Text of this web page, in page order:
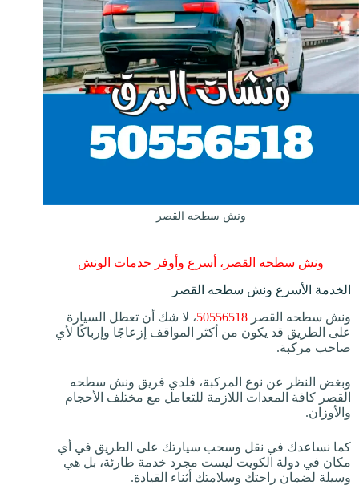
ونش سطحه القصر
ونش سطحه القصر، أسرع وأوفر خدمات الونش
الخدمة الأسرع ونش سطحه القصر
ونش سطحه القصر 50556518، لا شك أن تعطل السيارة
على الطريق قد يكون من أكثر المواقف إزعاجًا وإرباكًا لأي
صاحب مركبة.
وبغض النظر عن نوع المركبة، فلدي فريق ونش سطحه
القصر كافة المعدات اللازمة للتعامل مع مختلف الأحجام
والأوزان.
كما نساعدك في نقل وسحب سيارتك على الطريق في أي
مكان في دولة الكويت ليست مجرد خدمة طارئة، بل هي
وسيلة لضمان راحتك وسلامتك أثناء القيادة.